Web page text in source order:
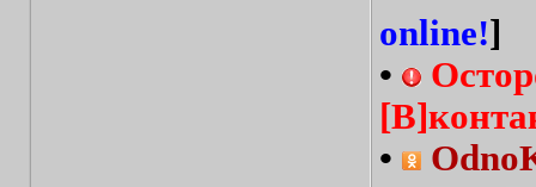
online!]
•
•